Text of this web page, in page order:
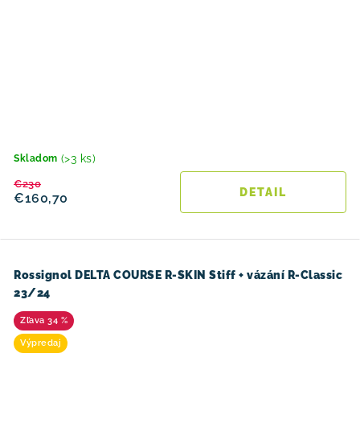
Skladom (>3 ks)
€160,70
€230
DETAIL
Rossignol DELTA COURSE R-SKIN Stiff + vázání R-Classic
23/24
34 %
Výpredaj